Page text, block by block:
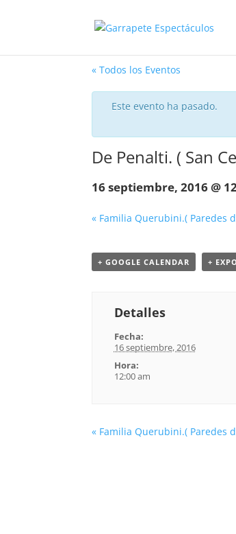
« Todos los Eventos
Este evento ha pasado.
De Penalti. ( San
16 septiembre, 2016 @
« Familia Querubini.( Paredes
+ GOOGLE CALENDAR +
Detalles
Fecha:
16 septiembre, 2016
Hora:
12:00 am
« Familia Querubini.( Paredes